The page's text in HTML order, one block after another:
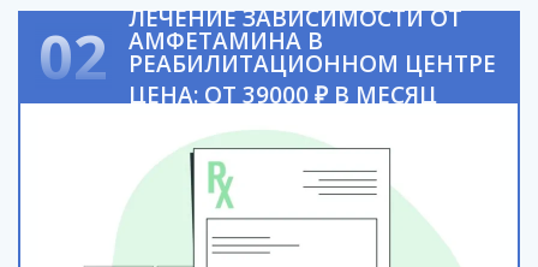
02 ЛЕЧЕНИЕ ЗАВИСИМОСТИ ОТ
АМФЕТАМИНА В
РЕАБИЛИТАЦИОННОМ ЦЕНТРЕ
ЦЕНА: ОТ 39000 ₽ В МЕСЯЦ